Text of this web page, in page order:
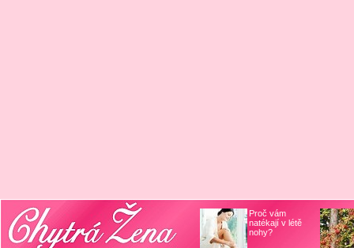
Proč vám
natékají v létě
nohy?